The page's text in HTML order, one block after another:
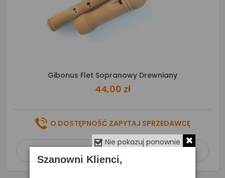
Gibonus Flet Sopranowy Drewniany
44,00 zł
O DOSTĘPNOŚĆ ZAPYTAJ SPRZEDAWCĘ
Nie pokazuj ponownie
Szanowni Klienci,